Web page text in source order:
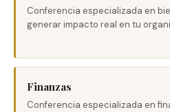
Conferencia especializada en
generar impacto real en tu
Finanzas
Conferencia especializada en